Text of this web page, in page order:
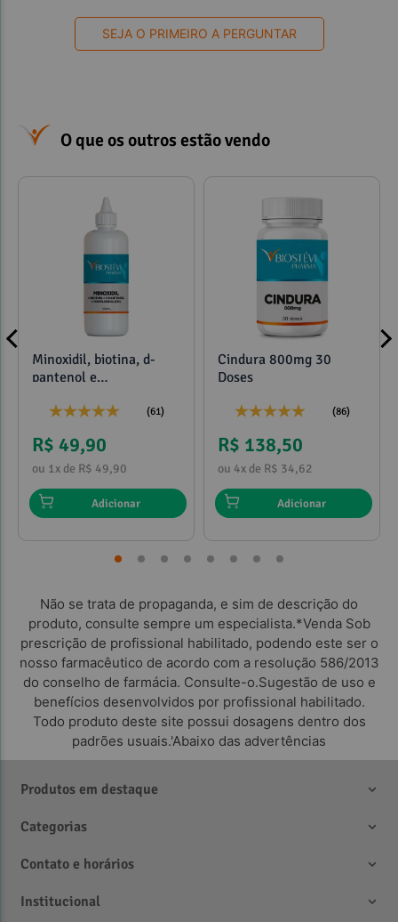
SEJA O PRIMEIRO A PERGUNTAR
O que os outros estão vendo
Minoxidil, biotina, d-
pantenol e
(61)
R$ 49,90
ou 1x de R$ 49,90
Adicionar
Cindura 800mg 30
Doses
(86)
R$ 138,50
ou 4x de R$ 34,62
Adicionar
Não se trata de propaganda, e sim de descrição do
produto, consulte sempre um especialista.*Venda Sob
prescrição de profissional habilitado, podendo este ser o
nosso farmacêutico de acordo com a resolução 586/2013
do conselho de farmácia. Consulte-o.Sugestão de uso e
benefícios desenvolvidos por profissional habilitado.
Todo produto deste site possui dosagens dentro dos
padrões usuais.'Abaixo das advertências
Produtos em destaque
Categorias
Contato e horários
Institucional